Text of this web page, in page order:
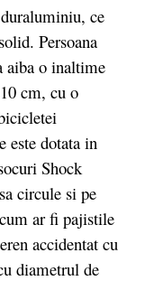
ce
Persoana
aiba o inaltime
cm, cu o
este dotata in
Shock
circule si pe
ar fi pajistile
accidentat cu
diametrul de